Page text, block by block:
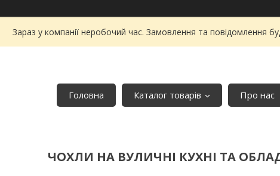
Зараз у компанії неробочий час. Замовлення та повідомлення
Головна Каталог товарів Про нас
ЧОХЛИ НА ВУЛИЧНІ КУХНІ ТА